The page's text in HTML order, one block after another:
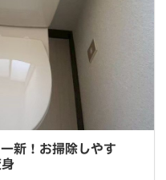
！お掃除しやすく、明る
新！お掃除しやす